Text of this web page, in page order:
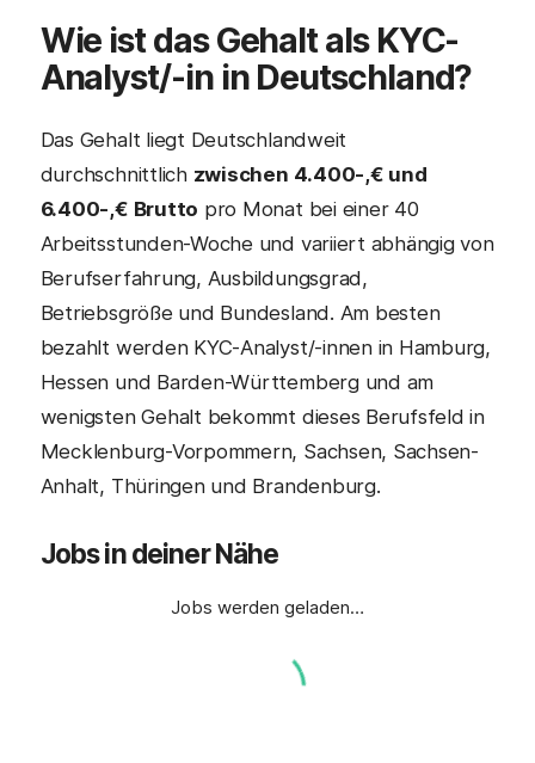
Wie ist das Gehalt als KYC-
Analyst/-in in Deutschland?
Das Gehalt liegt Deutschlandweit
durchschnittlich zwischen 4.400-,€ und
6.400-,€ Brutto pro Monat bei einer 40
Arbeitsstunden-Woche und variiert abhängig von
Berufserfahrung, Ausbildungsgrad,
Betriebsgröße und Bundesland. Am besten
bezahlt werden KYC-Analyst/-innen in Hamburg,
Hessen und Barden-Württemberg und am
wenigsten Gehalt bekommt dieses Berufsfeld in
Mecklenburg-Vorpommern, Sachsen, Sachsen-
Anhalt, Thüringen und Brandenburg.
Jobs in deiner Nähe
Jobs werden geladen…